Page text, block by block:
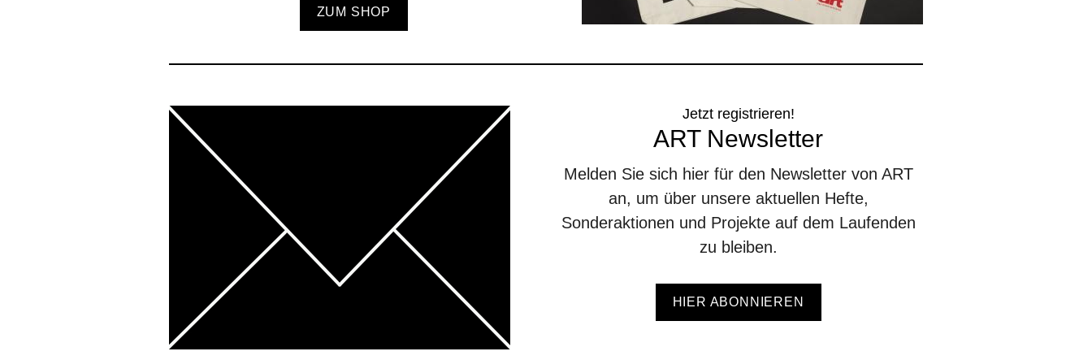
ZUM SHOP
Jetzt registrieren!
ART Newsletter
Melden Sie sich hier für den Newsletter von ART
an, um über unsere aktuellen Hefte,
Sonderaktionen und Projekte auf dem Laufenden
zu bleiben.
HIER ABONNIEREN